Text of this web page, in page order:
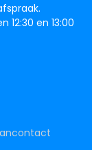
12:30 en 13:00